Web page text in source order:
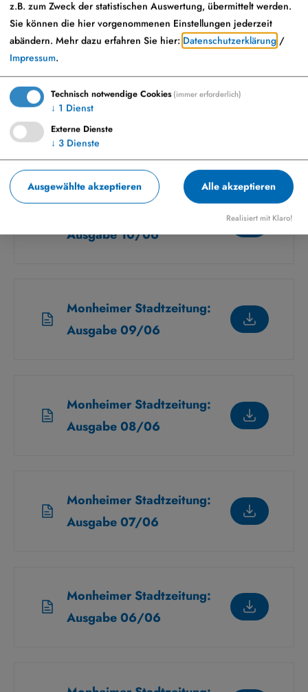
Monheimer Stadtzeitung:
Ausgabe 12/06
Monheimer Stadtzeitung:
Ausgabe 11/06
Ausgabe 10/06
Monheimer Stadtzeitung:
Ausgabe 09/06
Monheimer Stadtzeitung:
Ausgabe 08/06
Monheimer Stadtzeitung:
Ausgabe 07/06
Monheimer Stadtzeitung:
Ausgabe 06/06
z.B. zum Zweck der statistischen Auswertung, übermittelt werden.
Sie können die hier vorgenommenen Einstellungen jederzeit
abändern. Mehr dazu erfahren Sie hier: Datenschutzerklärung /
Impressum.
Technisch notwendige Cookies(immer erforderlich)
↓ 1 Dienst
Externe Dienste
↓ 3 Dienste
Ausgewählte akzeptieren Alle akzeptieren
Realisiert mit Klaro!